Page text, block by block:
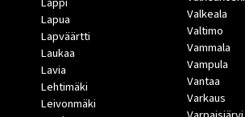
Lapua
Lapväärtti
Laukaa
Lavia
Lehtimäki
Leivonmäki
Valkeala
Valtimo
Vammala
Vampula
Vantaa
Varkaus